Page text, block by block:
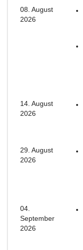
08. August
2026
14. August
2026
29. August
2026
04.
September
2026